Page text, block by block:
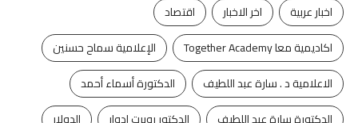
اخبار عربية
اخر الاخبار
اقتصاد
اكاديمية معا Together Academy
الإعلامية سماح حسنين
الاعلامية د . سارة عبد اللطيف
الدكتورة أسماء أحمد